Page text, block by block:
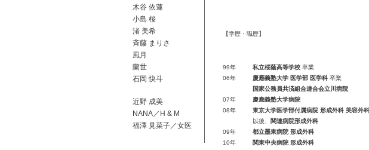
木谷 依蓮
小島 桜
渚 美希
⻫藤 まりさ
風月
蘭世
石岡 快斗
近野 成美
NANA／H & M
福澤 見菜子／女医
【学歴・職歴】
99年 私立桜蔭高等学校 卒業
06年
慶應義塾大学 医学部 医学科 卒業
国家公務員共済組合連合会立川病院
07年
慶應義塾大学病院
08年
東京大学医学部付属病院 形成外科 美容外科
以後、 関連病院形成外科
09年
都立墨東病院 形成外科
10年
関東中央病院 形成外科